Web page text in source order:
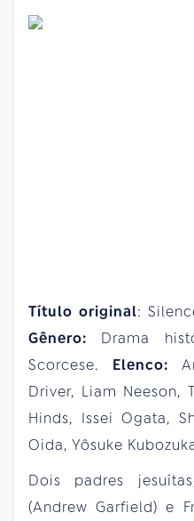
Título original:
Gênero: Drama
Scorcese. Elenco:
Driver, Liam Neeson,
Hinds, Issei Ogata,
Oida, Yôsuke
Dois padres
(Andrew Garfield) e